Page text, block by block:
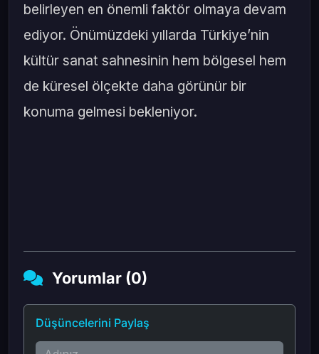
belirleyen en önemli faktör olmaya devam
ediyor. Önümüzdeki yıllarda Türkiye’nin
kültür sanat sahnesinin hem bölgesel hem
de küresel ölçekte daha görünür bir
konuma gelmesi bekleniyor.
Yorumlar (0)
Düşüncelerini Paylaş